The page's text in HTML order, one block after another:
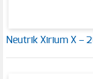
Neutrik Xirium X –